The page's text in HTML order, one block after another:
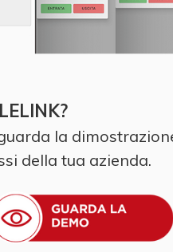
la
della tua azienda.